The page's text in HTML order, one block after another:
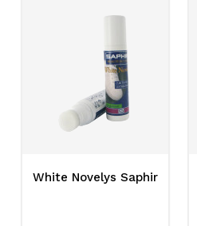
White Novelys Saphir